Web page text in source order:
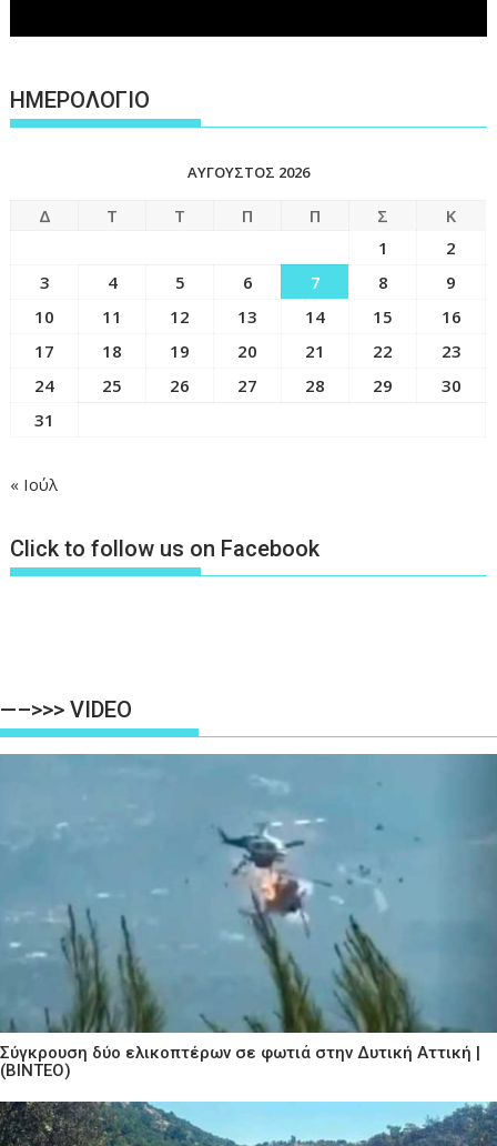
ΗΜΕΡΟΛΟΓΙΟ
ΑΎΓΟΥΣΤΟΣ 2026
Δ Τ Τ Π Π Σ
Κ
1
2
3
4 5 6 7 8
9
10
11 12 13 14 15
16
17
18 19 20 21 22
23
24
25 26 27 28 29
30
31
« Ιούλ
Click to follow us on Facebook
—–>>> VIDEO
Σύγκρουση δύο ελικοπτέρων σε φωτιά στην Δυτική Αττική |
(ΒΙΝΤΕΟ)